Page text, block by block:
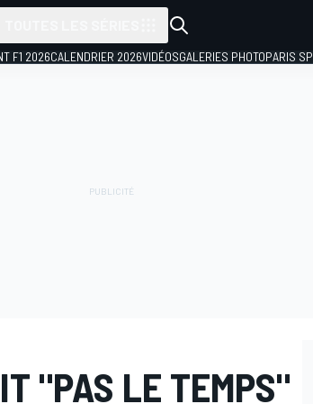
F1 2026CALENDRIER 2026VIDÉOSGALERIES PHOTOPARIS
"PAS LE TEMPS"